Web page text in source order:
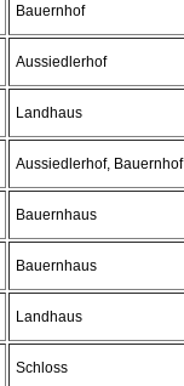
Bauernhof
Aussiedlerhof
Landhaus
Aussiedlerhof, Bauernhof
Bauernhaus
Bauernhaus
Landhaus
Schloss